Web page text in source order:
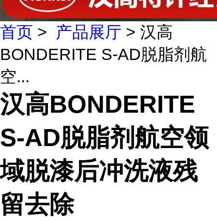
首页 > 产品展厅 > 汉高
BONDERITE S-AD脱脂剂航
空...
汉高BONDERITE
S-AD脱脂剂航空领
域脱漆后冲洗液残
留去除